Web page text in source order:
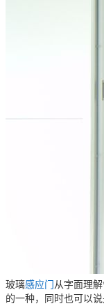
玻璃感应门 从字面理
的一种，同时也可以